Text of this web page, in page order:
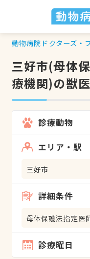
動物病院ドクターズ・
三好市(母体
療機関)の獣
診療動物
エリア・駅
三好市
詳細条件
母体保護法指定医
診療曜日